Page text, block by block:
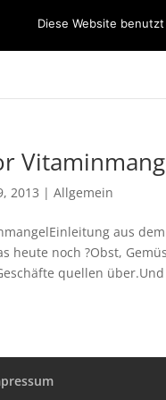
2013 |Allgemein
aus
heute noch ?Obst,
quellen
Diese Website